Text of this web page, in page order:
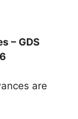
– GDS
are